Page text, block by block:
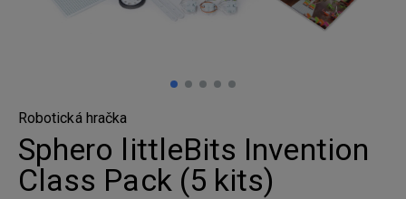
Robotická hračka
Sphero littleBits Invention
Class Pack (5 kits)